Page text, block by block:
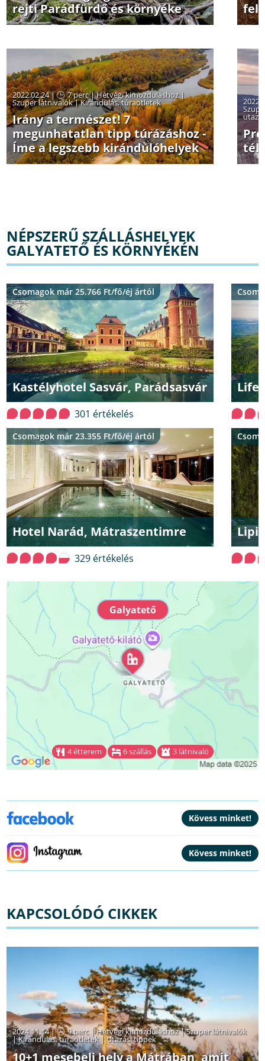
rejti Parádfürdő és környéke
2022.02.24 | 7 perc|Hétvégi kimozduláshoz|
Szuper látnivalók|Kirándulás, túraötletek
Irány a természet! 7
megunhatatlan tipp túrázáshoz -
Íme a legszebb kirándulóhelyek
NÉPSZERŰ SZÁLLÁSHELYEK
GALYATETŐ ÉS KÖRNYÉKÉN
Kastélyhotel Sasvár, Parádsasvár
Csomagok már 25.766 Ft/fő/éj ártól
301 értékelés
Hotel Narád, Mátraszentimre
Csomagok már 23.355 Ft/fő/éj ártól
329 értékelés
Galyatető
4 étterem 6 szállás 3 látnivaló
KAPCSOLÓDÓ CIKKEK
2024.11.14 | 9 perc|Hétvégi kimozduláshoz|Szuper látnivalók
|Kirándulás, túraötletek|Utazási tippek
10+1 mesebeli hely a Mátrában, amit